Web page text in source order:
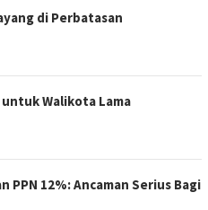
di Perbatasan
Walikota Lama
PPN 12%: Ancaman Serius Bagi